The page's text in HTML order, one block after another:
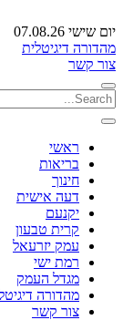
יום שישי 07.08.26
מהדורה דיגיטלית
צור קשר
ראשי
בריאות
חינוך
דעה אישית
יקנעם
קרית טבעון
עמק יזרעאל
רמת ישי
מגדל העמק
מהדורה
צור קשר